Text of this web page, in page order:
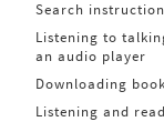
Search
Listening to
an audio player
Downloading
Listening and